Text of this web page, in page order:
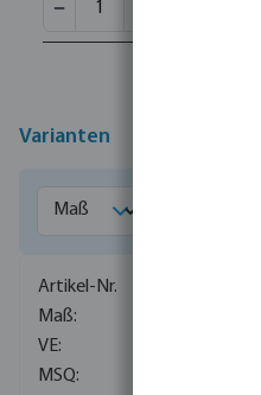
Varianten